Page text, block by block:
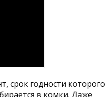
срок годности которого
в комки. Даже